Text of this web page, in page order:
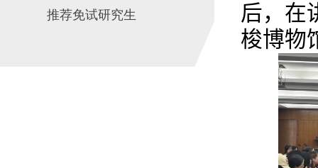
推荐免试研究生
后，在
梭博物